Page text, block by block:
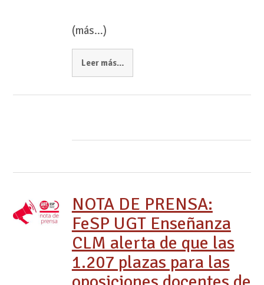
(más…)
Leer más…
NOTA DE PRENSA:
FeSP UGT Enseñanza
CLM alerta de que las
1.207 plazas para las